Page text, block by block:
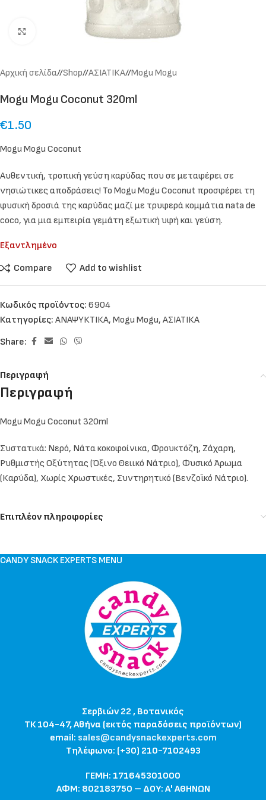
Click to enlarge
Αρχική σελίδα/ Shop/ ΑΣΙΑΤΙΚΑ/ Mogu Mogu
Mogu Mogu Coconut 320ml
€1.50
Mogu Mogu Coconut
Αυθεντική, τροπική γεύση καρύδας που σε μεταφέρει σε
νησιώτικες αποδράσεις! Το Mogu Mogu Coconut προσφέρει τη
φυσική δροσιά της καρύδας μαζί με τρυφερά κομμάτια nata de
coco, για μια εμπειρία γεμάτη εξωτική υφή και γεύση.
Εξαντλημένο
Compare
Add to wishlist
Κωδικός προϊόντος: 6904
Κατηγορίες: ΑΝΑΨΥΚΤΙΚΑ, Mogu Mogu, ΑΣΙΑΤΙΚΑ
Share:
Περιγραφή
Περιγραφή
Mogu Mogu Coconut 320ml
Συστατικά: Νερό, Νάτα κοκοφοίνικα, Φρουκτόζη, Ζάχαρη,
Ρυθμιστής Οξύτητας (Όξινο Θειικό Νάτριο), Φυσικό Άρωμα
(Καρύδα), Χωρίς Χρωστικές, Συντηρητικό (Βενζοϊκό Νάτριο).
Επιπλέον πληροφορίες
CANDY SNACK EXPERTS MENU
Σερβιών 22 , Βοτανικός
ΤΚ 104-47, Αθήνα (εκτός παραδόσεις προϊόντων)
email: sales@candysnackexperts.com
Τηλέφωνο: (+30) 210-7102493
ΓΕΜΗ: 171645301000
ΑΦΜ: 802183750 – ΔΟΥ: Α' ΑΘΗΝΩΝ